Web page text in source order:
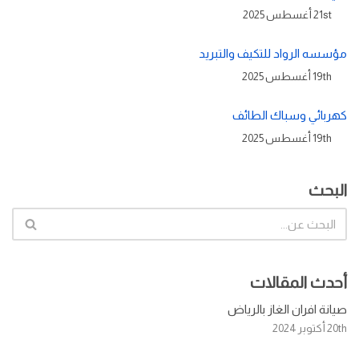
21st أغسطس 2025
مؤسسه الرواد للتكيف والتبريد
19th أغسطس 2025
كهربائي وسباك الطائف
19th أغسطس 2025
البحث
أحدث المقالات
صيانة افران الغاز بالرياض
20th أكتوبر 2024